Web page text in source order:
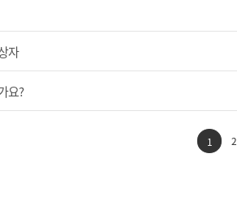
자
요?
1 2